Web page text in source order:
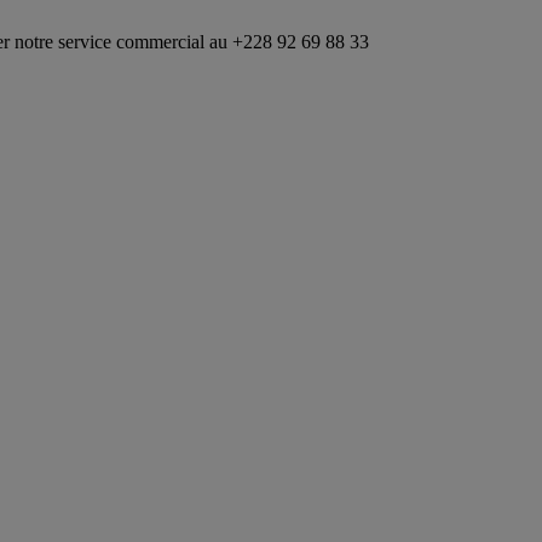
commercial au +228 92 69 88 33